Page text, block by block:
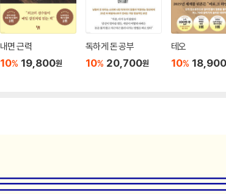
내면 근력
10% 19,800원
독하게 돈 공부
10% 20,700원
테오
10% 18,900